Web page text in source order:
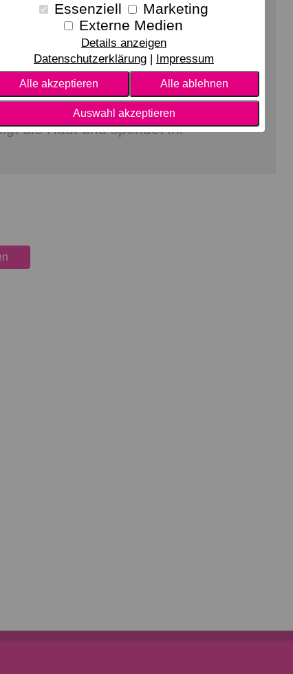
Essenziell
Marketing
Externe Medien
Details anzeigen
Datenschutzerklärung
Impressum
Alle akzeptieren Alle ablehnen
Auswahl akzeptieren
Wohlbefinden
peelt sanft
die Haut und macht sie weicher
und ermöglicht
über die Haut
die Haut und spendet ihr